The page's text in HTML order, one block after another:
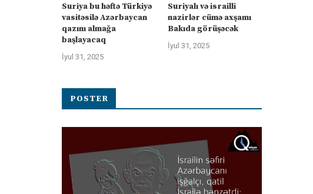
Suriya bu həftə Türkiyə
vasitəsilə Azərbaycan
qazını almağa
başlayacaq
İyul 31, 2025
Suriyalı və israilli
nazirlər cümə axşamı
Bakıda görüşəcək
İyul 31, 2025
POSTER